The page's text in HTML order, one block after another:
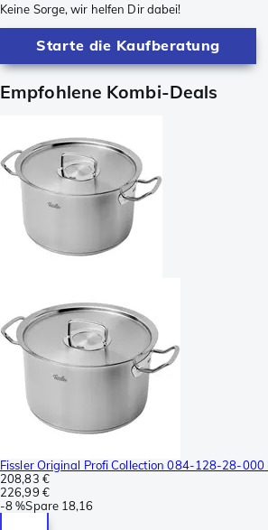
Keine Sorge, wir helfen Dir dabei!
Starte die Kaufberatung
Empfohlene Kombi-Deals
Fissler Original Profi Collection 084-128-28-000
208,83 €
226,99 €
-8 %Spare 18,16